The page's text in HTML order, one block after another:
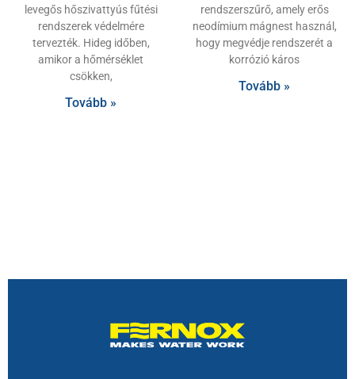
levegős hőszivattyús fűtési
rendszerek védelmére
tervezték. Hideg időben,
amikor a hőmérséklet
csökken,
Tovább »
rendszerszűrő, amely erős
neodímium mágnest használ,
hogy megvédje rendszerét a
korrózió káros
Tovább »